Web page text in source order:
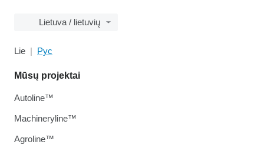
Lietuva / lietuvių
Lie Рус
Mūsų projektai
Autoline™
Machineryline™
Agroline™